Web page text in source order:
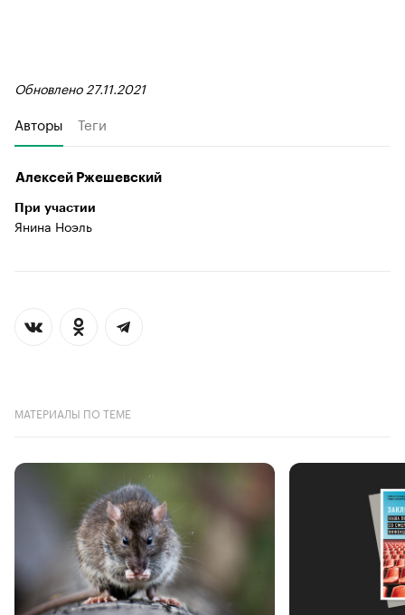
Обновлено 27.11.2021
Авторы Теги
Алексей Ржешевский
При участии
Янина Ноэль
МАТЕРИАЛЫ ПО ТЕМЕ